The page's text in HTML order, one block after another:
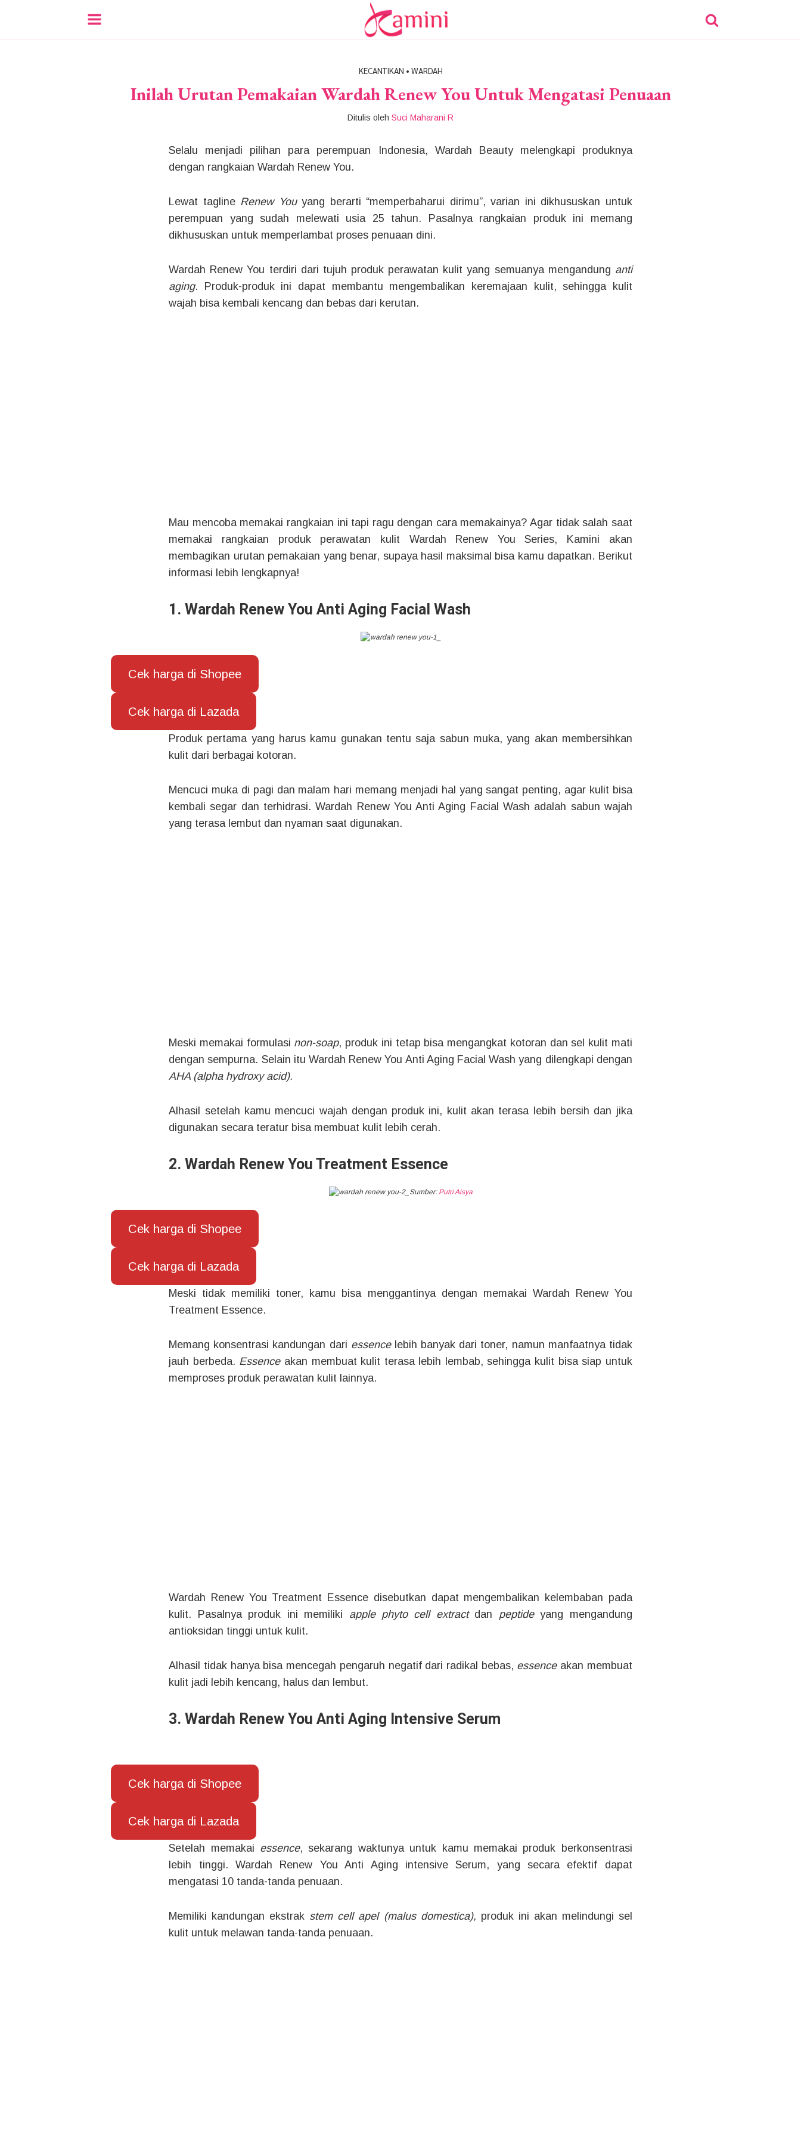
KECANTIKAN • WARDAH
Inilah Urutan Pemakaian Wardah Renew You Untuk Mengatasi Penuaan
Ditulis oleh Suci Maharani R
Selalu menjadi pilihan para perempuan Indonesia, Wardah Beauty melengkapi produknya
dengan rangkaian Wardah Renew You.
Lewat tagline Renew Youyang berarti “memperbaharui dirimu”, varian ini dikhususkan untuk
perempuan yang sudah melewati usia 25 tahun. Pasalnya rangkaian produk ini memang
dikhususkan untuk memperlambat proses penuaan dini.
Wardah Renew You terdiri dari tujuh produk perawatan kulit yang semuanya mengandung anti
aging. Produk-produk ini dapat membantu mengembalikan keremajaan kulit, sehingga kulit
wajah bisa kembali kencang dan bebas dari kerutan.
Mau mencoba memakai rangkaian ini tapi ragu dengan cara memakainya? Agar tidak salah saat
memakai rangkaian produk perawatan kulit Wardah Renew You Series, Kamini akan
membagikan urutan pemakaian yang benar, supaya hasil maksimal bisa kamu dapatkan. Berikut
informasi lebih lengkapnya!
1. Wardah Renew You Anti Aging Facial Wash
Cek harga di Shopee
Cek harga di Lazada
Produk pertama yang harus kamu gunakan tentu saja sabun muka, yang akan membersihkan
kulit dari berbagai kotoran.
Mencuci muka di pagi dan malam hari memang menjadi hal yang sangat penting, agar kulit bisa
kembali segar dan terhidrasi. Wardah Renew You Anti Aging Facial Wash adalah sabun wajah
yang terasa lembut dan nyaman saat digunakan.
Meski memakai formulasi non-soap, produk ini tetap bisa mengangkat kotoran dan sel kulit mati
dengan sempurna. Selain itu Wardah Renew You Anti Aging Facial Wash yang dilengkapi dengan
AHA (alpha hydroxy acid).
Alhasil setelah kamu mencuci wajah dengan produk ini, kulit akan terasa lebih bersih dan jika
digunakan secara teratur bisa membuat kulit lebih cerah.
2. Wardah Renew You Treatment Essence
Sumber: Putri Aisya
Cek harga di Shopee
Cek harga di Lazada
Meski tidak memiliki toner, kamu bisa menggantinya dengan memakai Wardah Renew You
Treatment Essence.
Memang konsentrasi kandungan dari essence lebih banyak dari toner, namun manfaatnya tidak
jauh berbeda. Essence akan membuat kulit terasa lebih lembab, sehingga kulit bisa siap untuk
memproses produk perawatan kulit lainnya.
Wardah Renew You Treatment Essence disebutkan dapat mengembalikan kelembaban pada
kulit. Pasalnya produk ini memiliki apple phyto cell extract dan peptideyang mengandung
antioksidan tinggi untuk kulit.
Alhasil tidak hanya bisa mencegah pengaruh negatif dari radikal bebas, essence akan membuat
kulit jadi lebih kencang, halus dan lembut.
3. Wardah Renew You Anti Aging Intensive Serum
Cek harga di Shopee
Cek harga di Lazada
Setelah memakai essence, sekarang waktunya untuk kamu memakai produk berkonsentrasi
lebih tinggi. Wardah Renew You Anti Aging intensive Serum, yang secara efektif dapat
mengatasi 10 tanda-tanda penuaan.
Memiliki kandungan ekstrak stem cell apel (malus domestica), produk ini akan melindungi sel
kulit untuk melawan tanda-tanda penuaan.